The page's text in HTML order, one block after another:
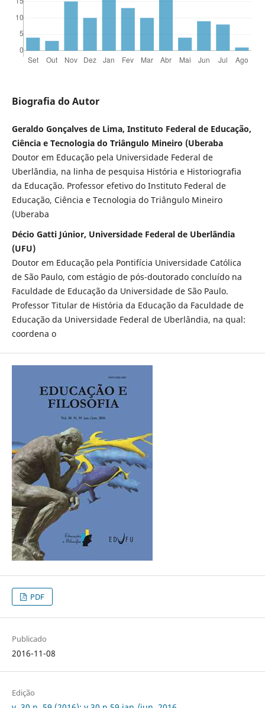
Biografia do Autor
Geraldo Gonçalves de Lima, Instituto Federal de Educação,
Ciência e Tecnologia do Triângulo Mineiro (Uberaba
Doutor em Educação pela Universidade Federal de
Uberlândia, na linha de pesquisa História e Historiografia
da Educação. Professor efetivo do Instituto Federal de
Educação, Ciência e Tecnologia do Triângulo Mineiro
(Uberaba
Décio Gatti Júnior, Universidade Federal de Uberlândia
(UFU)
Doutor em Educação pela Pontifícia Universidade Católica
de São Paulo, com estágio de pós-doutorado concluído na
Faculdade de Educação da Universidade de São Paulo.
Professor Titular de História da Educação da Faculdade de
Educação da Universidade Federal de Uberlândia, na qual:
coordena o
PDF
Publicado
2016-11-08
Edição